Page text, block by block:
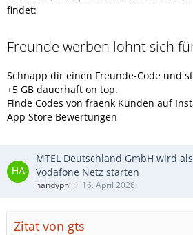
findet:
Freunde werben lohnt sich
Schnapp dir einen Freunde-Code und
+5 GB dauerhaft on top.
Finde Codes von fraenk Kunden auf
App Store Bewertungen
MTEL Deutsch­land GmbH wird
Vodafone Netz starten
handyphil 16. April 2026
Zitat von gts